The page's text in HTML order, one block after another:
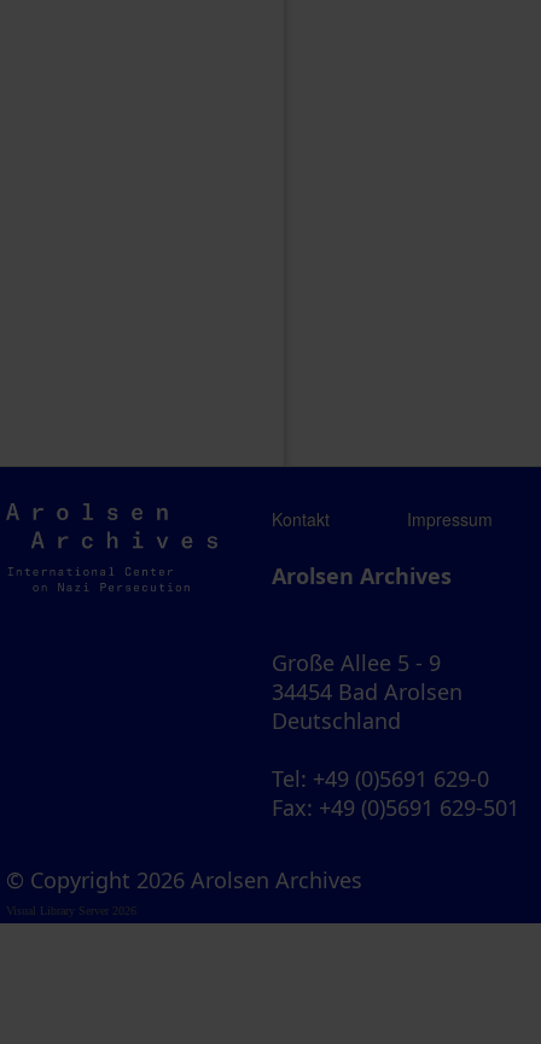
Arolsen
Archives
Kontakt Impressum
Arolsen Archives
Große Allee 5 - 9
34454 Bad Arolsen
Deutschland
Tel: +49 (0)5691 629-0
Fax: +49 (0)5691 629-501
© Copyright 2026 Arolsen Archives
Visual Library Server 2026